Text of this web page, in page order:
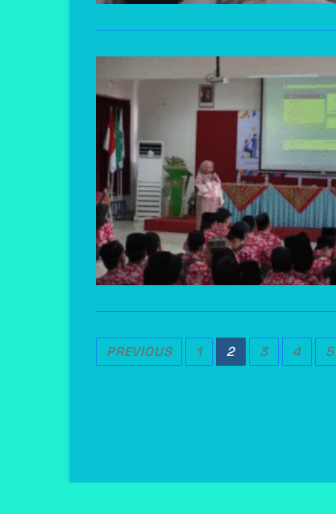
Posts
PREVIOUS 1 2 3 4 5